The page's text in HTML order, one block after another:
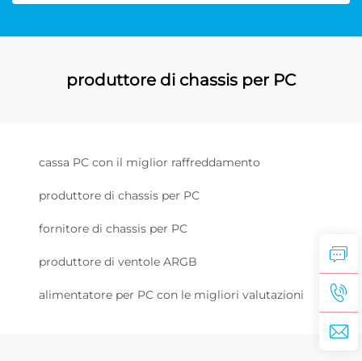
produttore di chassis per PC
cassa PC con il miglior raffreddamento
produttore di chassis per PC
fornitore di chassis per PC
produttore di ventole ARGB
alimentatore per PC con le migliori valutazioni